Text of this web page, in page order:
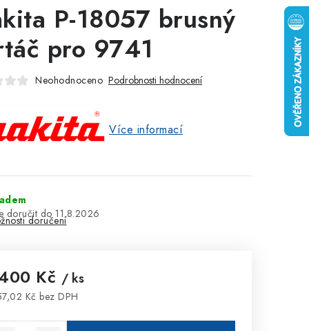
P-18057 brusný
pro 9741
Neohodnoceno Podrobnosti hodnocení
Více informací
11.8.2026
doručení
Kč / ks
Kč bez DPH